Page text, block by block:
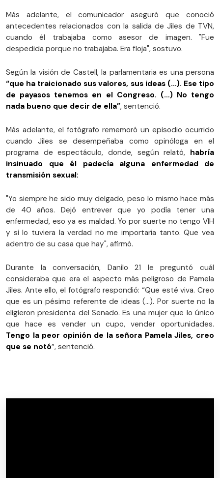
Más adelante, el comunicador aseguró que conoció
antecedentes relacionados con la salida de Jiles de TVN,
cuando él trabajaba como asesor de imagen. "Fue
despedida porque no trabajaba. Era floja", sostuvo.
Según la visión de Castell, la parlamentaria es una persona
“que ha traicionado sus valores, sus ideas (…). Ese tipo
de payasos tenemos en el Congreso. (…) No tengo
nada bueno que decir de ella”, sentenció.
Más adelante, el fotógrafo rememoró un episodio ocurrido
cuando Jiles se desempeñaba como opinóloga en el
programa de espectáculo, donde, según relató, habría
insinuado que él padecía alguna enfermedad de
transmisión sexual:
"Yo siempre he sido muy delgado, peso lo mismo hace más
de 40 años. Dejó entrever que yo podía tener una
enfermedad, eso ya es maldad. Yo por suerte no tengo VIH
y si lo tuviera la verdad no me importaría tanto. Que vea
adentro de su casa que hay", afirmó.
Durante la conversación, Danilo 21 le preguntó cuál
consideraba que era el aspecto más peligroso de Pamela
Jiles. Ante ello, el fotógrafo respondió: “Que esté viva. Creo
que es un pésimo referente de ideas (...). Por suerte no la
eligieron presidenta del Senado. Es una mujer que lo único
que hace es vender un cupo, vender oportunidades.
Tengo la peor opinión de la señora Pamela Jiles, creo
que se notó”, sentenció.